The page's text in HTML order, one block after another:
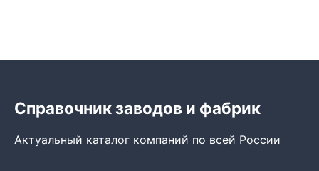
Справочник заводов и фабрик
Актуальный каталог компаний по всей России